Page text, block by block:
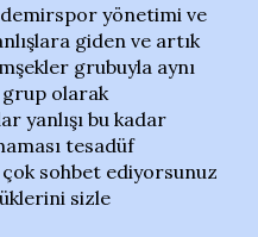
demirspor yönetimi ve
giden ve artık
grubuyla aynı
grup olarak
yanlışı bu kadar
tesadüf
sohbet ediyorsunuz
sizle